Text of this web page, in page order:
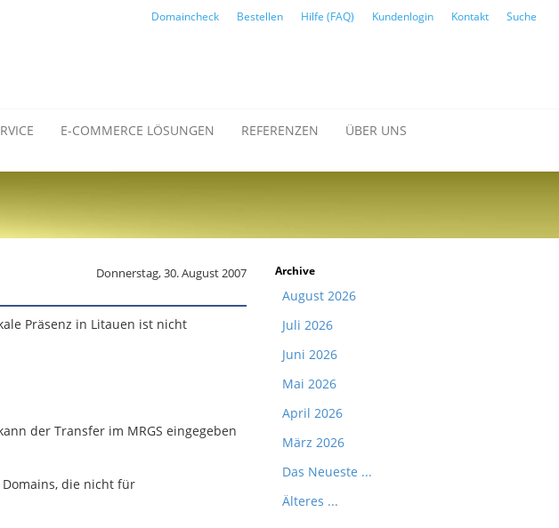
Domaincheck Bestellen Hilfe (FAQ) Kundenlogin Kontakt Suche
E-COMMERCE LÖSUNGEN REFERENZEN ÜBER UNS
Donnerstag, 30. August 2007
Präsenz in Litauen ist nicht
der Transfer im MRGS eingegeben
die nicht für
Archive
August 2026
Juli 2026
Juni 2026
Mai 2026
April 2026
März 2026
Das Neueste ...
Älteres ...